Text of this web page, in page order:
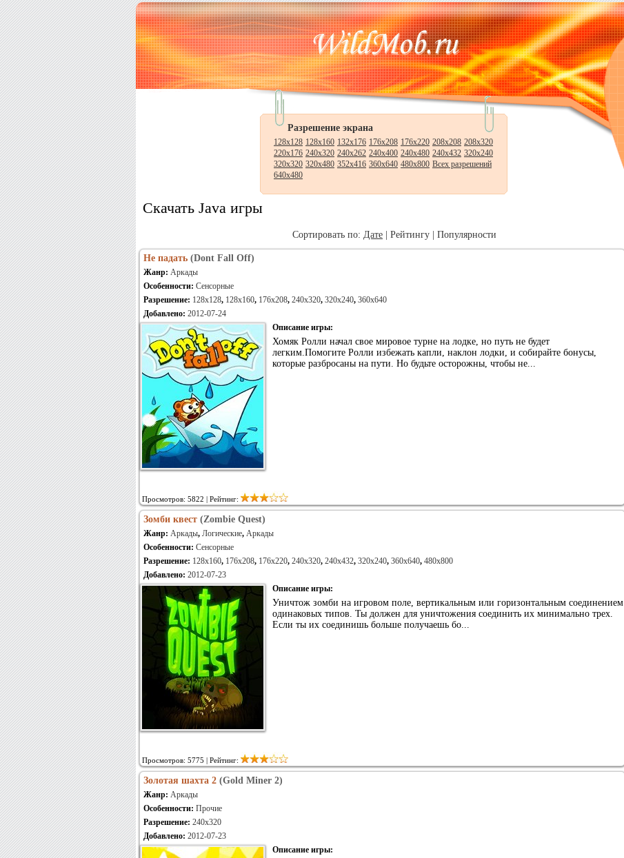
Разрешение экрана
128x128 128x160 132x176 176x208 176x220 208x208 208x320
220x176 240x320 240x262 240x400 240x480 240x432 320x240
320x320 320x480 352x416 360x640 480x800 Всех разрешений
640x480
Скачать Java игры
Сортировать по: Дате Рейтингу Популярности
Не падать (Dont Fall Off)
Жанр: Аркады
Особенности: Сенсорные
Разрешение: 128x128, 128x160, 176x208, 240x320, 320x240, 360x640
Добавлено: 2012-07-24
Описание игры:
Хомяк Ролли начал свое мировое турне на лодке, но путь не будет
легким.Помогите Ролли избежать капли, наклон лодки, и собирайте бонусы,
которые разбросаны на пути. Но будьте осторожны, чтобы не...
Просмотров: 5822 | Рейтинг:
Зомби квест (Zombie Quest)
Жанр: Аркады, Логические, Аркады
Особенности: Сенсорные
Разрешение: 128x160, 176x208, 176x220, 240x320, 240x432, 320x240, 360x640, 480x800
Добавлено: 2012-07-23
Описание игры:
Уничтож зомби на игровом поле, вертикальным или горизонтальным соединением
одинаковых типов. Ты должен для уничтожения соединить их минимально трех.
Если ты их соединишь больше получаешь бо...
Просмотров: 5775 | Рейтинг:
Золотая шахта 2 (Gold Miner 2)
Жанр: Аркады
Особенности: Прочие
Разрешение: 240x320
Добавлено: 2012-07-23
Описание игры: